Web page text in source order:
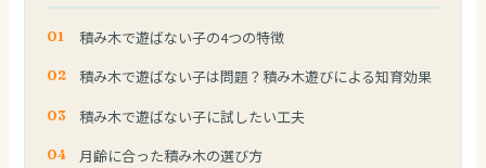
積み木で遊ばない子の4つの特徴
積み木で遊ばない子は問題？積み木遊びによる知育効果
積み木で遊ばない子に試したい工夫
月齢に合った積み木の選び方